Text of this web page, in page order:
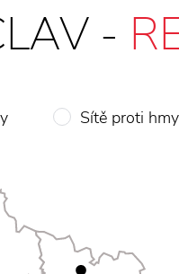
-
Sítě proti